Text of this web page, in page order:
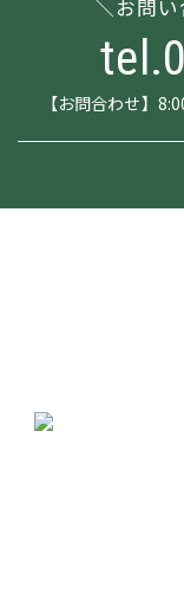
お問
【お問合わせ】